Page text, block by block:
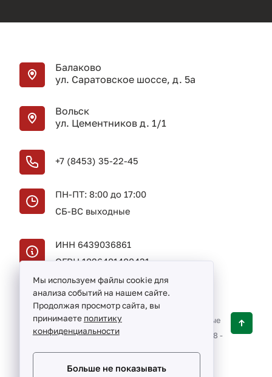
Балаково
ул. Саратовское шоссе, д. 5а
Вольск
ул. Цементников д. 1/1
+7 (8453) 35-22-45
ПН-ПТ: 8:00 до 17:00
СБ-ВС выходные
ИНН 6439036861
ОГРН 1026401400431
ЗАО «Энергохимзащита» — строительно-монтажные
и ремонтные работы в Балаково и в Вольске ©
1998 -
2026
Разработка сайта и дизайн:revtail.ru
Мы используем файлы cookie для
анализа событий на нашем сайте.
Продолжая просмотр сайта, вы
принимаете политику
конфиденциальности
Больше не показывать